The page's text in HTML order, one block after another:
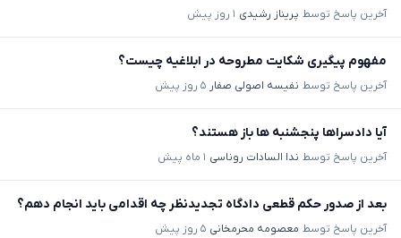
آخرین پاسخ توسط پریناز رشیدی ۱ روز پیش
مفهوم پیگیری شکایت مطروحه در ابلاغیه چیست؟
آخرین پاسخ توسط نفیسه اصولی صفار ۵ روز پیش
آیا دادسراها پنجشنبه ها باز هستند؟
آخرین پاسخ توسط ندا السادات روناسی ۱ ماه پیش
بعد از صدور حکم قطعی دادگاه تجدیدنظر چه اقدامی باید انجام دهم؟
آخرین پاسخ توسط معصومه محرمخانی ۵ روز پیش